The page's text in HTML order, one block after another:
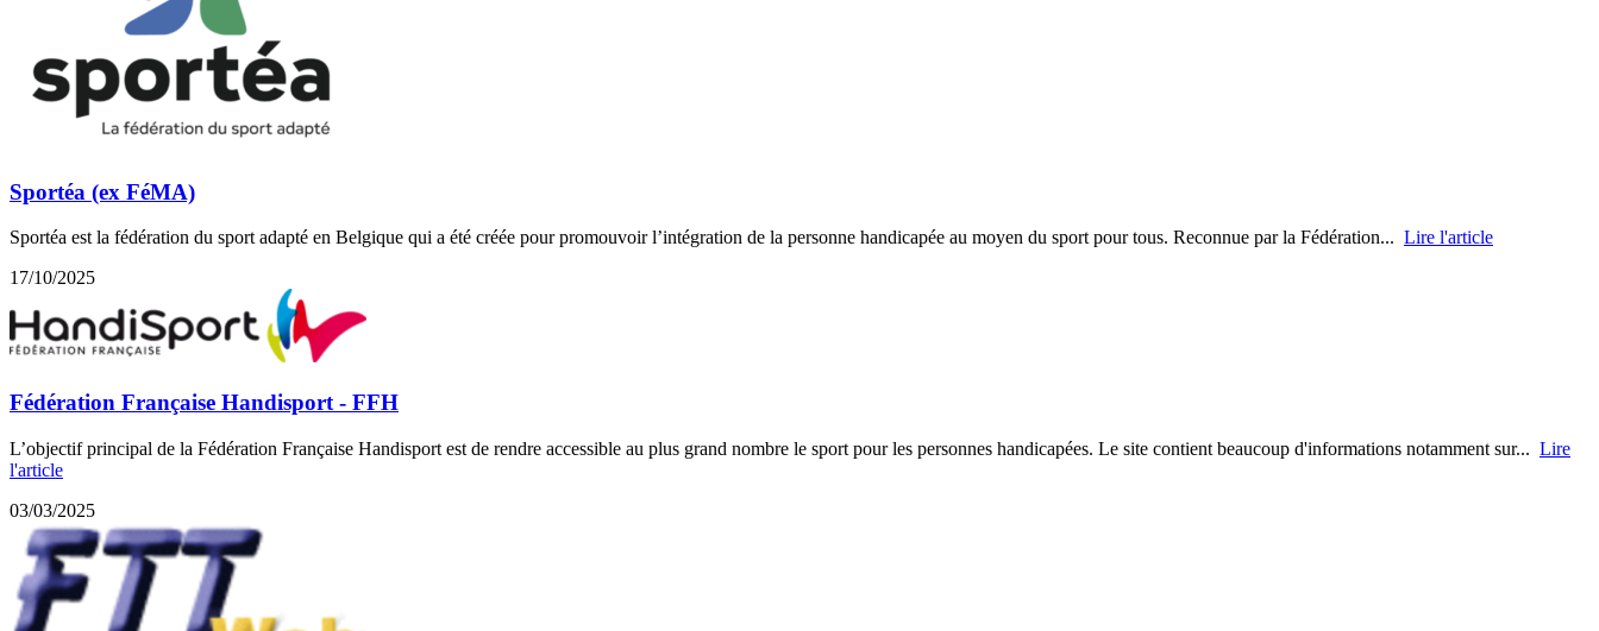
Sportéa (ex FéMA)
Sportéa est la fédération du sport adapté en Belgique qui a été créée pour promouvoir l’intégration de la personne handicapée au moyen du sport pour tous. Reconnue par la Fédération... Lire l'article
17/10/2025
Fédération Française Handisport - FFH
L’objectif principal de la Fédération Française Handisport est de rendre accessible au plus grand nombre le sport pour les personnes handicapées. Le site contient beaucoup d'informations notamment sur... Lire
l'article
03/03/2025